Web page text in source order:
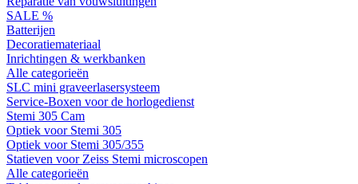
SALE %
Batterijen
Decoratiemateriaal
Inrichtingen & werkbanken
Alle categorieën
SLC mini graveerlasersysteem
Service-Boxen voor de horlogedienst
Stemi 305 Cam
Optiek voor Stemi 305
Optiek voor Stemi 305/355
Statieven voor Zeiss Stemi microscopen
Alle categorieën